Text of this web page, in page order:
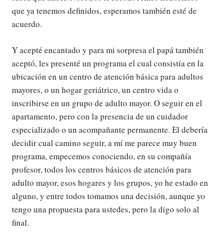
que ya tenemos definidos, esperamos también esté de
acuerdo.
Y acepté encantado y para mi sorpresa el papá también
aceptó, les presenté un programa el cual consistía en la
ubicación en un centro de atención básica para adultos
mayores, o un hogar geriátrico, un centro vida o
inscribirse en un grupo de adulto mayor. O seguir en el
apartamento, pero con la presencia de un cuidador
especializado o un acompañante permanente. El debería
decidir cual camino seguir, a mí me parece muy buen
programa, empecemos conociendo, en su compañía
profesor, todos los centros básicos de atención para
adulto mayor, esos hogares y los grupos, yo he estado en
alguno, y entre todos tomamos una decisión, aunque yo
tengo una propuesta para ustedes, pero la digo solo al
final.